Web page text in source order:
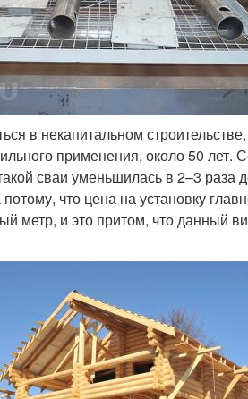
в некапитальном
применения, около 50 лет.
сваи уменьшилась в 2–3
что цена на установку
метр, и это притом, что данный